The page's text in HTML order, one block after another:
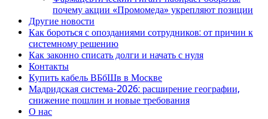
почему акции «Промомеда» укрепляют позиции
Другие новости
Как бороться с опозданиями сотрудников: от причин к
системному решению
Как законно списать долги и начать с нуля
Контакты
Купить кабель ВБбШв в Москве
Мадридская система-2026: расширение географии,
снижение пошлин и новые требования
О нас